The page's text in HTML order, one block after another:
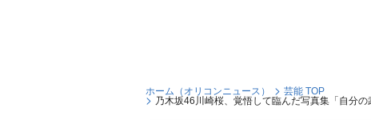
ホーム（オリコンニュース）
芸能 TOP
乃木坂46川崎桜、覚悟して臨んだ写真集「自分